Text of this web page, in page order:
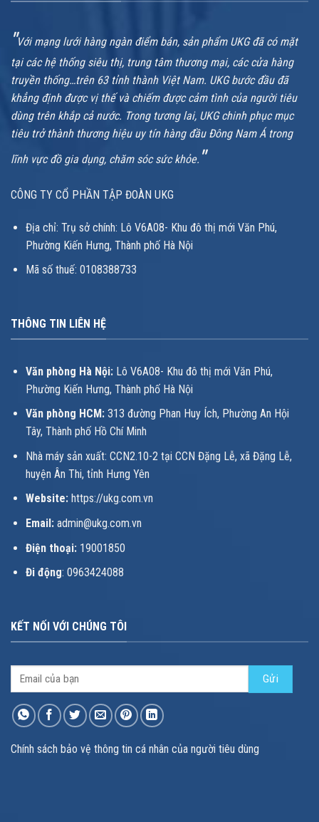
"Với mạng lưới hàng ngàn điểm bán, sản phẩm UKG đã có mặt
tại các hệ thống siêu thị, trung tâm thương mại, các cửa hàng
truyền thống…trên 63 tỉnh thành Việt Nam. UKG bước đầu đã
khẳng định được vị thế và chiếm được cảm tình của người tiêu
dùng trên khắp cả nước. Trong tương lai, UKG chinh phục mục
tiêu trở thành thương hiệu uy tín hàng đầu Đông Nam Á trong
lĩnh vực đồ gia dụng, chăm sóc sức khỏe. "
CÔNG TY CỔ PHẦN TẬP ĐOÀN UKG
Địa chỉ: Trụ sở chính: Lô V6A08- Khu đô thị mới Văn Phú,
Phường Kiến Hưng, Thành phố Hà Nội
Mã số thuế: 0108388733
THÔNG TIN LIÊN HỆ
Văn phòng Hà Nội:Lô V6A08- Khu đô thị mới Văn Phú,
Phường Kiến Hưng, Thành phố Hà Nội
Văn phòng HCM: 313 đường Phan Huy Ích, Phường An Hội
Tây, Thành phố Hồ Chí Minh
Nhà máy sản xuất: CCN2.10-2 tại CCN Đặng Lễ, xã Đặng Lễ,
huyện Ân Thi, tỉnh Hưng Yên
Website: https://ukg.com.vn
Email: admin@ukg.com.vn
Điện thoại: 19001850
Đi động: 0963424088
KẾT NỐI VỚI CHÚNG TÔI
Chính sách bảo vệ thông tin cá nhân của người tiêu dùng